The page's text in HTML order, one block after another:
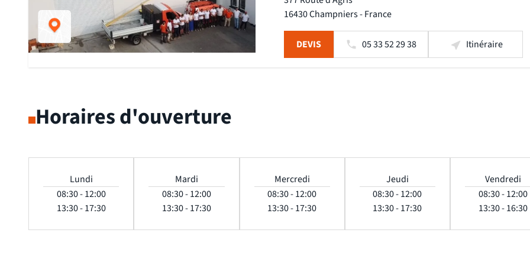
16430 Champniers - France
DEVIS 05 33 52 29 38 Itinéraire
Horaires d'ouverture
Lundi
08:30 - 12:00
13:30 - 17:30
Mardi
08:30 - 12:00
13:30 - 17:30
Mercredi
08:30 - 12:00
13:30 - 17:30
Jeudi
08:30 - 12:00
13:30 - 17:30
Vendredi
08:30 - 12:00
13:30 - 16:30